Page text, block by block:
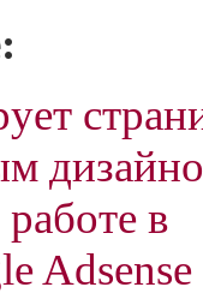
в
Adsense